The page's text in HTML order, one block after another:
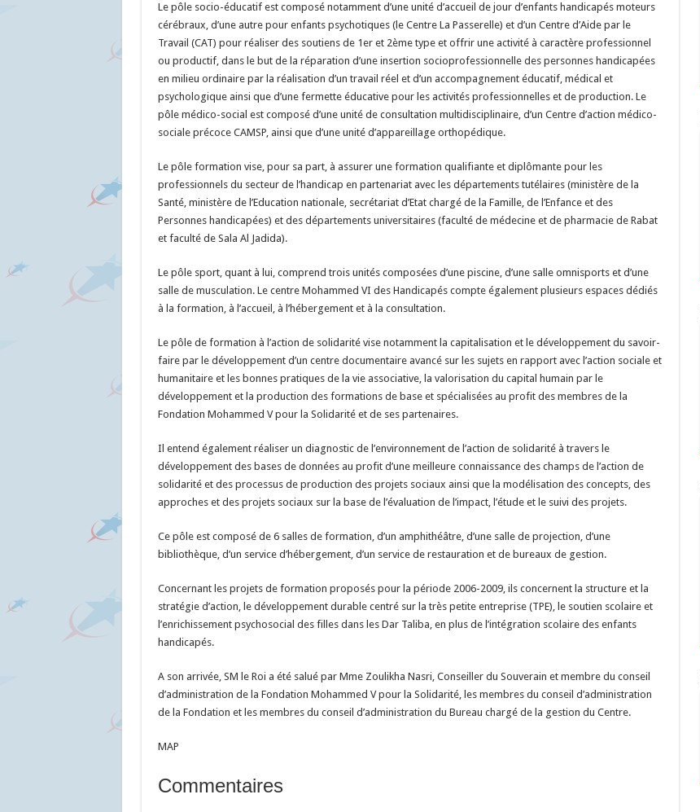
Le pôle socio-éducatif est composé notamment d’une unité d’accueil de jour d’enfants handicapés moteurs
cérébraux, d’une autre pour enfants psychotiques (le Centre La Passerelle) et d’un Centre d’Aide par le
Travail (CAT) pour réaliser des soutiens de 1er et 2ème type et offrir une activité à caractère professionnel
ou productif, dans le but de la réparation d’une insertion socioprofessionnelle des personnes handicapées
en milieu ordinaire par la réalisation d’un travail réel et d’un accompagnement éducatif, médical et
psychologique ainsi que d’une fermette éducative pour les activités professionnelles et de production. Le
pôle médico-social est composé d’une unité de consultation multidisciplinaire, d’un Centre d’action médico-
sociale précoce CAMSP, ainsi que d’une unité d’appareillage orthopédique.
Le pôle formation vise, pour sa part, à assurer une formation qualifiante et diplômante pour les
professionnels du secteur de l’handicap en partenariat avec les départements tutélaires (ministère de la
Santé, ministère de l’Education nationale, secrétariat d’Etat chargé de la Famille, de l’Enfance et des
Personnes handicapées) et des départements universitaires (faculté de médecine et de pharmacie de Rabat
et faculté de Sala Al Jadida).
Le pôle sport, quant à lui, comprend trois unités composées d’une piscine, d’une salle omnisports et d’une
salle de musculation. Le centre Mohammed VI des Handicapés compte également plusieurs espaces dédiés
à la formation, à l’accueil, à l’hébergement et à la consultation.
Le pôle de formation à l’action de solidarité vise notamment la capitalisation et le développement du savoir-
faire par le développement d’un centre documentaire avancé sur les sujets en rapport avec l’action sociale et
humanitaire et les bonnes pratiques de la vie associative, la valorisation du capital humain par le
développement et la production des formations de base et spécialisées au profit des membres de la
Fondation Mohammed V pour la Solidarité et de ses partenaires.
Il entend également réaliser un diagnostic de l’environnement de l’action de solidarité à travers le
développement des bases de données au profit d’une meilleure connaissance des champs de l’action de
solidarité et des processus de production des projets sociaux ainsi que la modélisation des concepts, des
approches et des projets sociaux sur la base de l’évaluation de l’impact, l’étude et le suivi des projets.
Ce pôle est composé de 6 salles de formation, d’un amphithéâtre, d’une salle de projection, d’une
bibliothèque, d’un service d’hébergement, d’un service de restauration et de bureaux de gestion.
Concernant les projets de formation proposés pour la période 2006-2009, ils concernent la structure et la
stratégie d’action, le développement durable centré sur la très petite entreprise (TPE), le soutien scolaire et
l’enrichissement psychosocial des filles dans les Dar Taliba, en plus de l’intégration scolaire des enfants
handicapés.
A son arrivée, SM le Roi a été salué par Mme Zoulikha Nasri, Conseiller du Souverain et membre du conseil
d’administration de la Fondation Mohammed V pour la Solidarité, les membres du conseil d’administration
de la Fondation et les membres du conseil d’administration du Bureau chargé de la gestion du Centre.
MAP
Commentaires